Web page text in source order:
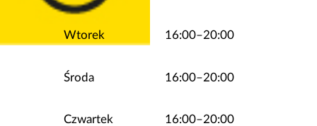
Wtorek 16:00–20:00
Środa 16:00–20:00
Czwartek 16:00–20:00